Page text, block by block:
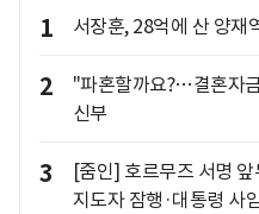
1 서장훈, 28억에 산 양재
2
"파혼할까요?…결혼자
신부
3
[줌인] 호르무즈 서명
지도자 잠행·대통령 사